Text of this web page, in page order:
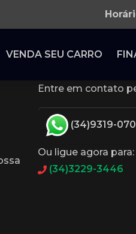
VENDA SEU CARRO
Entre em contato
(34)9319-
Ou ligue agora para:
(34)3229-3446